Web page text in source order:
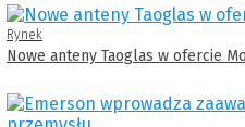
Rynek
Nowe anteny Taoglas w ofercie